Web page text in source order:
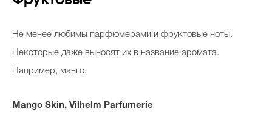
Не менее любимы парфюмерами и фруктовые ноты.
Некоторые даже выносят их в название аромата.
Например, манго.
Mango Skin, Vilhelm Parfumerie